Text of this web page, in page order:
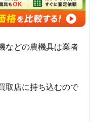
などの農機具は業者
取店に持ち込むので